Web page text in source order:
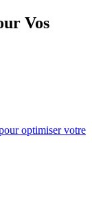
Vos
optimiser votre